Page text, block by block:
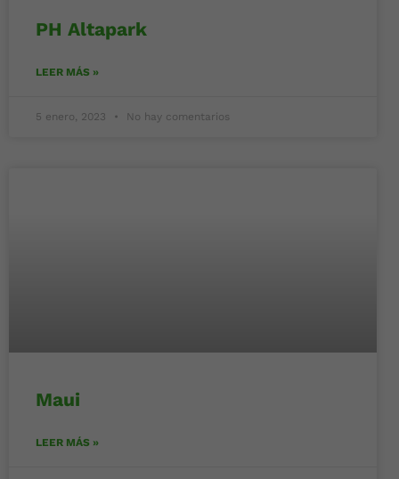
PH Altapark
LEER MÁS »
5 enero, 2023 No hay comentarios
Maui
LEER MÁS »